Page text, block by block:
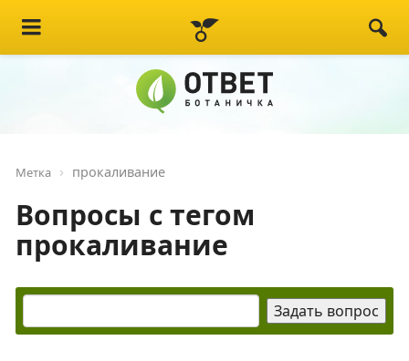
Метка прокаливание
Вопросы с тегом
прокаливание